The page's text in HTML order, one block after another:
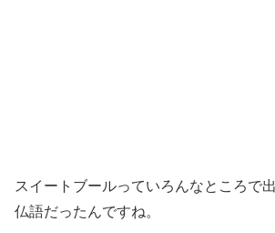
スイートブールっていろんなところで
仏語だったんですね。